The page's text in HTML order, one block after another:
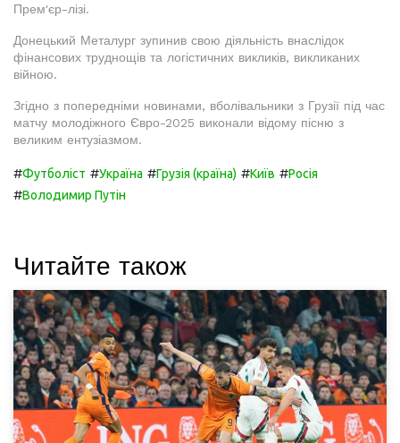
Прем'єр-лізі.
Донецький Металург зупинив свою діяльність внаслідок
фінансових труднощів та логістичних викликів, викликаних
війною.
Згідно з попередніми новинами, вболівальники з Грузії під час
матчу молодіжного Євро-2025 виконали відому пісню з
великим ентузіазмом.
#Футболіст #Україна #Грузія (країна) #Київ #Росія
#Володимир Путін
Читайте також